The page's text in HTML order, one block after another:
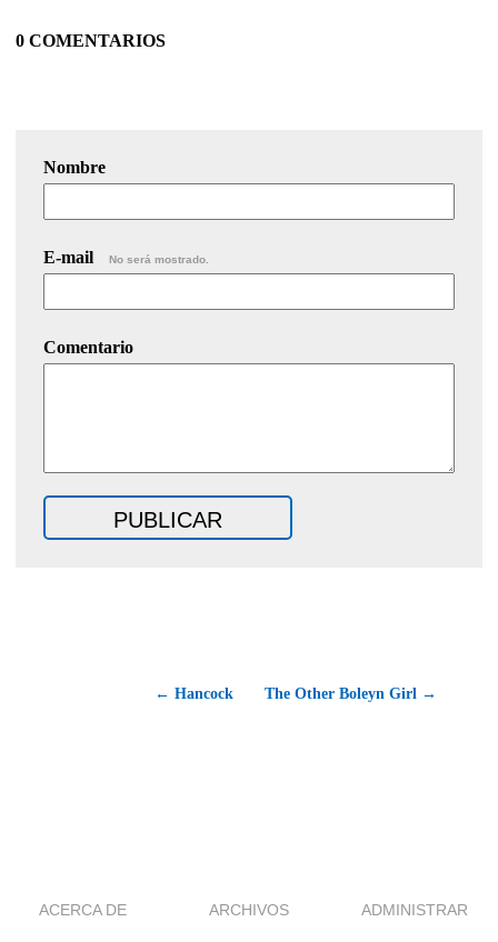
0 COMENTARIOS
Nombre
E-mail No será mostrado.
Comentario
← Hancock The Other Boleyn Girl →
ACERCA DE ARCHIVOS ADMINISTRAR